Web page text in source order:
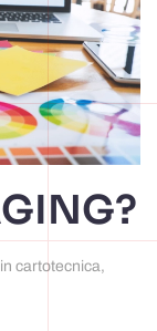
cartotecnica,